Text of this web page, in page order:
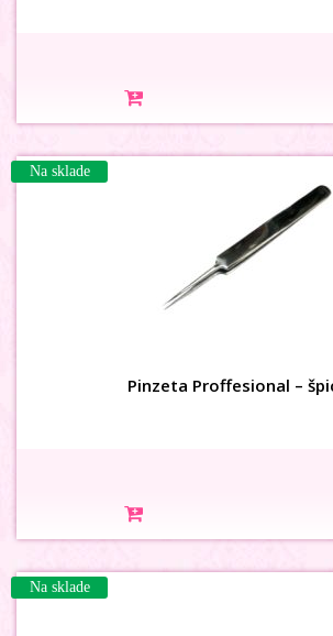
Na sklade
Pinzeta Proffesional –
Na sklade